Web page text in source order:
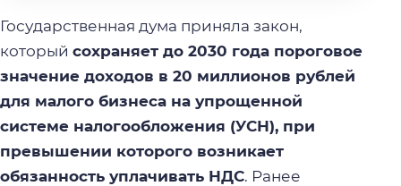
Государственная дума приняла закон,
который сохраняет до 2030 года пороговое
значение доходов в 20 миллионов рублей
для малого бизнеса на упрощенной
системе налогообложения (УСН), при
превышении которого возникает
обязанность уплачивать НДС. Ранее